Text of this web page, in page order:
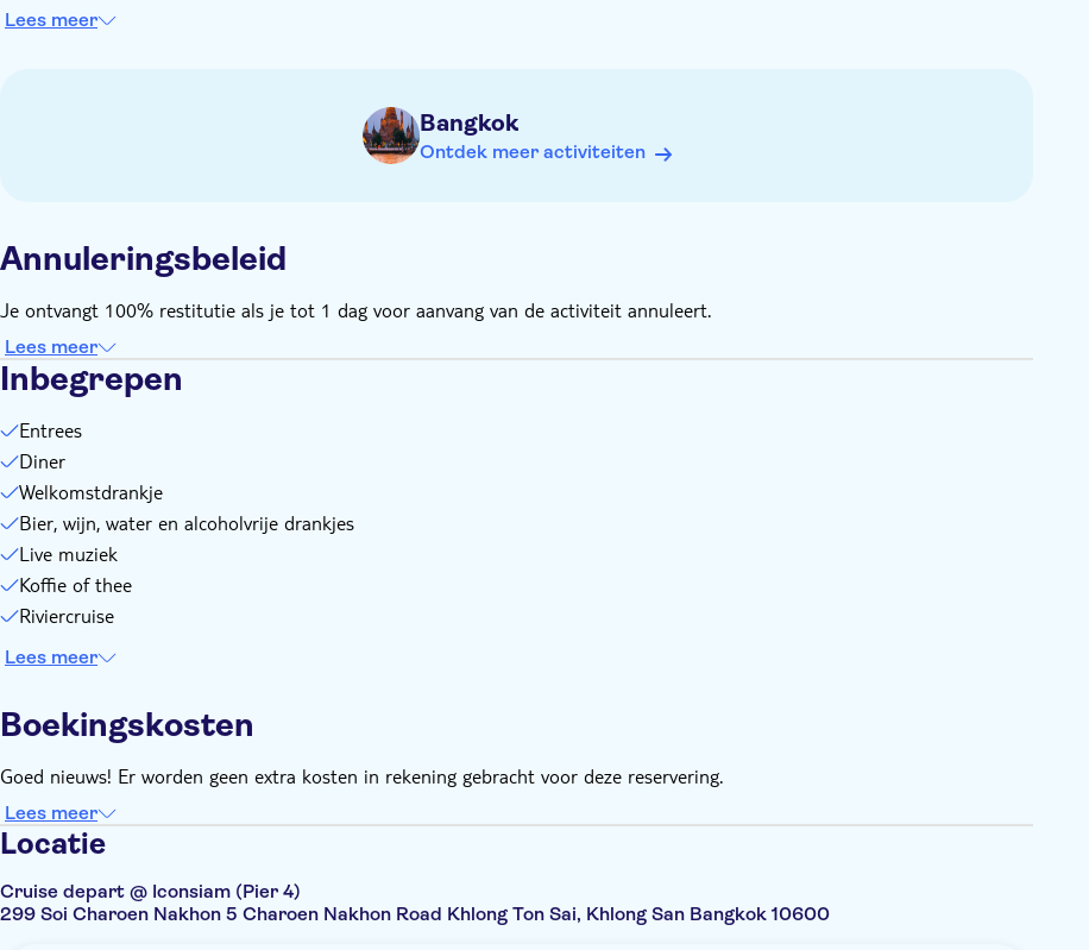
Geld voor extra's of fooien
Lees meer
Bangkok
Ontdek meer activiteiten
Annuleringsbeleid
Je ontvangt 100% restitutie als je tot 1 dag voor aanvang van de activiteit annuleert.
Lees meer
Inbegrepen
Entrees
Diner
Welkomstdrankje
Bier, wijn, water en alcoholvrije drankjes
Live muziek
Koffie of thee
Riviercruise
Lees meer
Boekingskosten
Goed nieuws! Er worden geen extra kosten in rekening gebracht voor deze reservering.
Lees meer
Locatie
Cruise depart @ Iconsiam (Pier 4)
299 Soi Charoen Nakhon 5 Charoen Nakhon Road Khlong Ton Sai, Khlong San Bangkok 10600